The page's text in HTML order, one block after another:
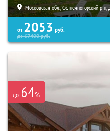
Московская обл., Солнечногорский р-н,
от 2053 руб.
до67400руб.
до 64%